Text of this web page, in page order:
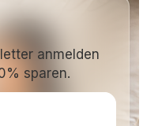
anmelden
sparen.